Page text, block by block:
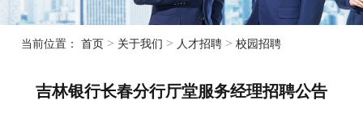
当前位置：首页 > 关于我们 > 人才招聘 >校园招聘
吉林银行长春分行厅堂服务经理招聘公告